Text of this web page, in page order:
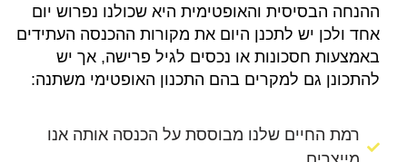
ההנחה הבסיסית והאופטימית היא שכולנו נפרוש יום
אחד ולכן יש לתכנן היום את מקורות ההכנסה העתידים
באמצעות חסכונות או נכסים לגיל פרישה, אך יש
להתכונן גם למקרים בהם התכנון האופטימי משתנה:
רמת החיים שלנו מבוססת על הכנסה אותה אנו